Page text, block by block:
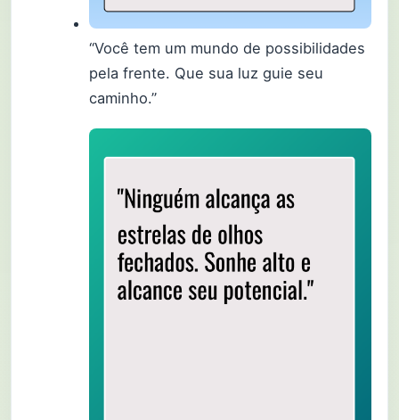
“Você tem um mundo de possibilidades
pela frente. Que sua luz guie seu
caminho.”